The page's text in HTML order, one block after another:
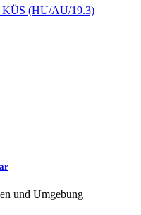
KÜS (HU/AU/19.3)
und Umgebung